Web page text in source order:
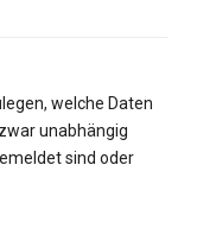
welche Daten
unabhängig
sind oder